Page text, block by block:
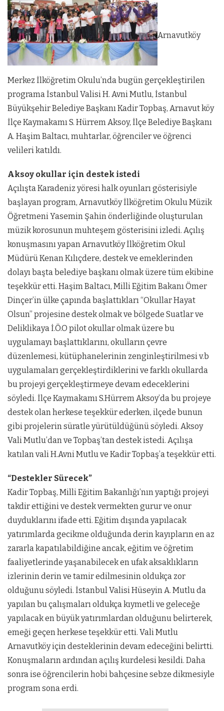
Arnavutköy
Merkez İlköğretim Okulu’nda bugün gerçekleştirilen
programa İstanbul Valisi H. Avni Mutlu, İstanbul
Büyükşehir Belediye Başkanı Kadir Topbaş, Arnavut köy
İlçe Kaymakamı S. Hürrem Aksoy, İlçe Belediye Başkanı
A. Haşim Baltacı, muhtarlar, öğrenciler ve öğrenci
velileri katıldı.
Aksoy okullar için destek istedi
Açılışta Karadeniz yöresi halk oyunları gösterisiyle
başlayan program, Arnavutköy İlköğretim Okulu Müzik
Öğretmeni Yasemin Şahin önderliğinde oluşturulan
müzik korosunun muhteşem gösterisini izledi. Açılış
konuşmasını yapan Arnavutköy İlköğretim Okul
Müdürü Kenan Kılıçdere, destek ve emeklerinden
dolayı başta belediye başkanı olmak üzere tüm ekibine
teşekkür etti. Haşim Baltacı, Milli Eğitim Bakanı Ömer
Dinçer’in ülke çapında başlattıkları “Okullar Hayat
Olsun” projesine destek olmak ve bölgede Suatlar ve
Deliklikaya İ.Ö.O pilot okullar olmak üzere bu
uygulamayı başlattıklarını, okulların çevre
düzenlemesi, kütüphanelerinin zenginleştirilmesi v.b
uygulamaları gerçekleştirdiklerini ve farklı okullarda
bu projeyi gerçekleştirmeye devam edeceklerini
söyledi. İlçe Kaymakamı S.Hürrem Aksoy’da bu projeye
destek olan herkese teşekkür ederken, ilçede bunun
gibi projelerin süratle yürütüldüğünü söyledi. Aksoy
Vali Mutlu’dan ve Topbaş’tan destek istedi. Açılışa
katılan vali H.Avni Mutlu ve Kadir Topbaş’a teşekkür etti.
“Destekler Sürecek”
Kadir Topbaş, Milli Eğitim Bakanlığı’nın yaptığı projeyi
takdir ettiğini ve destek vermekten gurur ve onur
duyduklarını ifade etti. Eğitim dışında yapılacak
yatırımlarda gecikme olduğunda derin kayıpların en az
zararla kapatılabildiğine ancak, eğitim ve öğretim
faaliyetlerinde yaşanabilecek en ufak aksaklıkların
izlerinin derin ve tamir edilmesinin oldukça zor
olduğunu söyledi. İstanbul Valisi Hüseyin A. Mutlu da
yapılan bu çalışmaları oldukça kıymetli ve geleceğe
yapılacak en büyük yatırımlardan olduğunu belirterek,
emeği geçen herkese teşekkür etti. Vali Mutlu
Arnavutköy için desteklerinin devam edeceğini belirtti.
Konuşmaların ardından açılış kurdelesi kesildi. Daha
sonra ise öğrencilerin hobi bahçesine sebze dikmesiyle
program sona erdi.